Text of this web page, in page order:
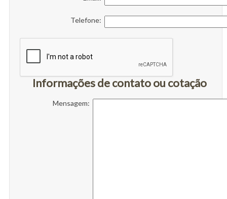
Telefone:
Informações de contato ou cotação
Mensagem: